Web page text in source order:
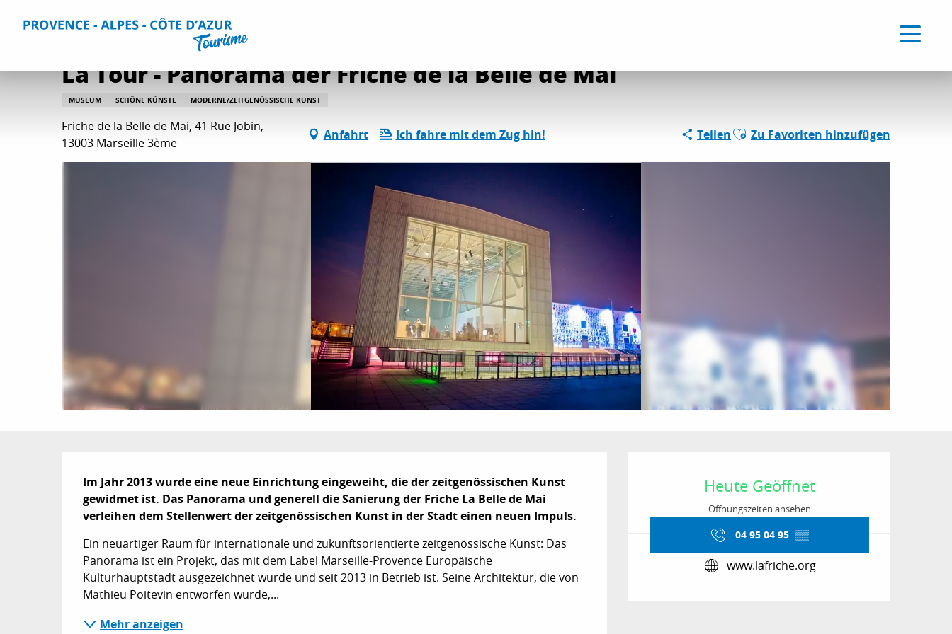
Home Aktivitäten Kultur und Bauerbe
La Tour - Panorama der Friche de la Belle de Mai
MUSEUM SCHÖNE KÜNSTE MODERNE/ZEITGENÖSSISCHE KUNST
Friche de la Belle de Mai, 41 Rue Jobin,
13003 Marseille 3ème
Anfahrt Ich fahre mit dem Zug hin! TeilenAjouter aux favoris
Zu Favoriten hinzufügen
Öffnungszeiten &
Heute Geöffnet
Öffnungszeiten ansehen
04 95 04 95 ▒▒
www.lafriche.org
Beschreibung
Im Jahr 2013 wurde eine neue Einrichtung eingeweiht, die der zeitgenössischen Kunst
gewidmet ist. Das Panorama und generell die Sanierung der Friche La Belle de Mai
verleihen dem Stellenwert der zeitgenössischen Kunst in der Stadt einen neuen Impuls.
Ein neuartiger Raum für internationale und zukunftsorientierte zeitgenössische Kunst: Das
Panorama ist ein Projekt, das mit dem Label Marseille-Provence Europäische
Kulturhauptstadt ausgezeichnet wurde und seit 2013 in Betrieb ist. Seine Architektur, die von
Mathieu Poitevin entworfen wurde,...
Mehr anzeigen